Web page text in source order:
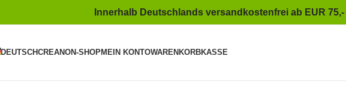
Innerhalb Deutschlands versandkostenfrei ab EUR 75,-
DEUTSCHCREANON-SHOPMEIN KONTOWARENKORBKASSE